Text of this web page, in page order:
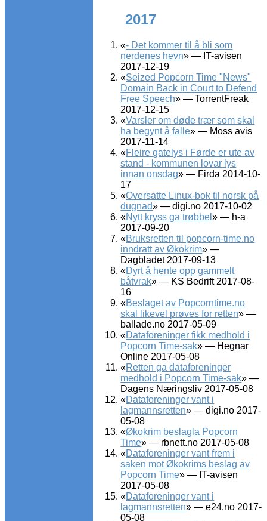
2017
«- Det kommer til å bli som
nerdenes hevn» — IT-avisen
2017-12-19
«Seized Popcorn Time "News"
Domain Back in Court to Defend
Free Speech» — TorrentFreak
2017-12-15
«Varsler om døde trær som skal
ha begynt å falle» — Moss avis
2017-11-14
«Fleire gatelys i Førde er ute av
stand - kommunen lovar lys
innan onsdag» — Firda 2014-10-
17
«Oversatte Linux-bok til norsk på
dugnad» — digi.no 2017-10-02
«Nytt kryss ga trøbbel» — h-a
2017-09-20
«Bruksretten til popcorn-time.no
inndratt av Økokrim» —
Dagbladet 2017-09-13
«Dyrt å hente opp gammelt
båtvrak» — KS Bedrift 2017-08-
16
«Beslaget av Popcorntime.no
skal likevel prøves for retten» —
ballade.no 2017-05-09
«Dataforeninger fikk medhold i
Popcorn Time-sak» — Hegnar
Online 2017-05-08
«Retten ga dataforeninger
medhold i Popcorn Time-sak» —
Dagens Næringsliv 2017-05-08
«Dataforeninger vant i
lagmannsretten» — digi.no 2017-
05-08
«Økokrim beslagla Popcorn
Time» — rbnett.no 2017-05-08
«Dataforeninger vant frem i
saken mot Økokrims beslag av
Popcorn Time» — IT-avisen
2017-05-08
«Dataforeninger vant i
lagmannsretten» — e24.no 2017-
05-08